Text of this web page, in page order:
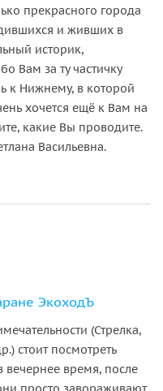
прекрасного города
и живших в
историк,
Вам за ту частичку
к Нижнему, в которой
хочется ещё к Вам на
какие Вы проводите.
Васильевна.
ЭкоходЪ
(Стрелка,
стоит посмотреть
вечернее время, после